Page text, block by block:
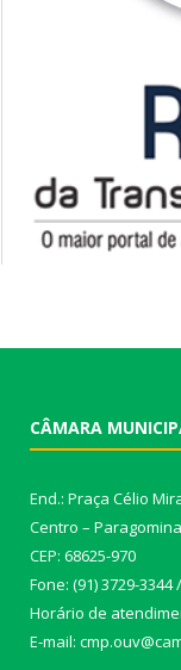
CÂMARA
End.: Praça Célio
Centro –
CEP: 68625-970
Fone: (91) 3729-3344
Horário de
E-mail: